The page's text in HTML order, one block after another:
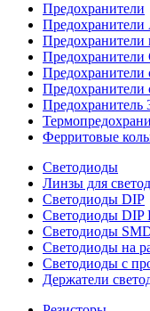
Предохранители
Предохранители
Предохранители
Предохранители
Предохранители
Предохранитель
Ферритовые
Светодиоды
Линзы для
Светодиоды DIP
Светодиоды DIP
Светодиоды
Светодиоды на
Светодиоды с
Держатели